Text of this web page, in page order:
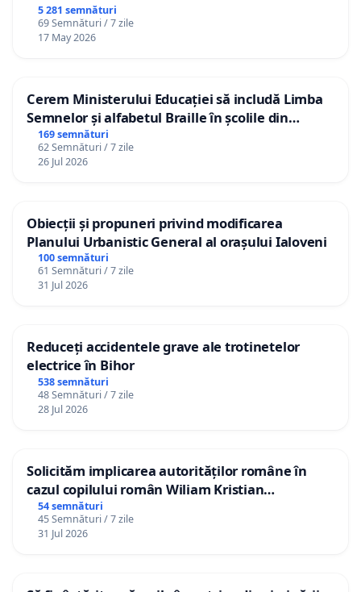
5 281 semnături
69 Semnături / 7 zile
17 May 2026
Cerem Ministerului Educației să includă Limba
Semnelor și alfabetul Braille în școlile din
Republica Moldova!
169 semnături
62 Semnături / 7 zile
26 Jul 2026
Obiecții și propuneri privind modificarea
Planului Urbanistic General al orașului Ialoveni
100 semnături
61 Semnături / 7 zile
31 Jul 2026
Reduceți accidentele grave ale trotinetelor
electrice în Bihor
538 semnături
48 Semnături / 7 zile
28 Jul 2026
Solicităm implicarea autorităților române în
cazul copilului român Wiliam Kristian
Gheorghe, aflat în plasament în Danemarca de
12 ani
54 semnături
45 Semnături / 7 zile
31 Jul 2026